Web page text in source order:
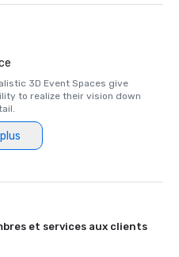
3D Event Spaces give
to realize their vision down
et services aux clients